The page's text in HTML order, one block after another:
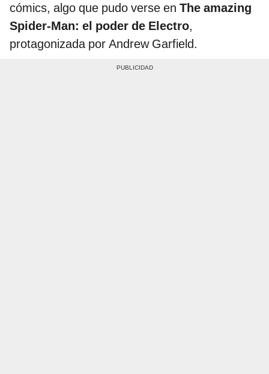
cómics, algo que pudo verse en The amazing
Spider-Man: el poder de Electro,
protagonizada por Andrew Garfield.